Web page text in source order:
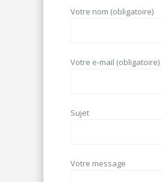
Votre nom (obligatoire)
Votre e-mail (obligatoire)
Sujet
Votre message